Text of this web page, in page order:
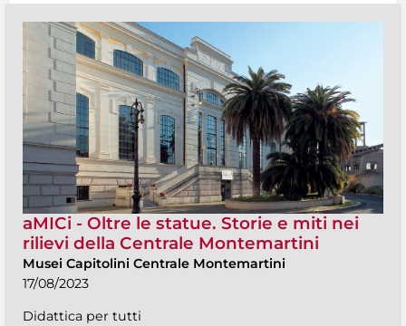
aMICi - Oltre le statue. Storie e miti nei
rilievi della Centrale Montemartini
Musei Capitolini Centrale Montemartini
17/08/2023
Didattica per tutti